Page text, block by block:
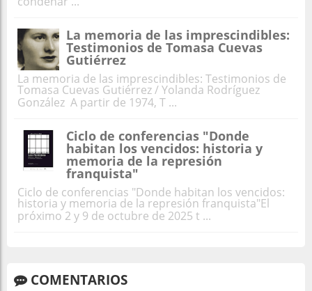
La memoria de las imprescindibles:
Testimonios de Tomasa Cuevas
Gutiérrez
La memoria de las imprescindibles: Testimonios de
Tomasa Cuevas Gutiérrez / Yolanda Rodríguez
González A partir de 1974, T ...
Ciclo de conferencias "Donde
habitan los vencidos: historia y
memoria de la represión
franquista"
Ciclo de conferencias "Donde habitan los vencidos:
historia y memoria de la represión franquista"El
próximo 2 y 9 de octubre de 2025 t ...
COMENTARIOS